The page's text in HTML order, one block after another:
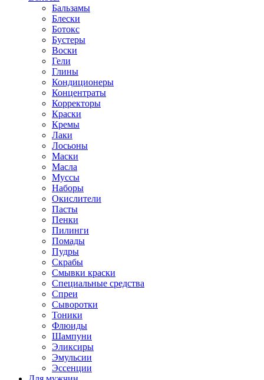
Бальзамы
Блески
Ботокс
Бустеры
Воски
Гели
Глины
Кондиционеры
Концентраты
Корректоры
Краски
Кремы
Лаки
Лосьоны
Маски
Масла
Муссы
Наборы
Окислители
Пасты
Пенки
Пилинги
Помады
Пудры
Скрабы
Смывки краски
Специальные средства
Спреи
Сыворотки
Тоники
Флюиды
Шампуни
Эликсиры
Эмульсии
Эссенции